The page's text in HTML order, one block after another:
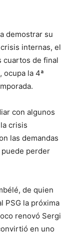
demostrar su
internas, el
cuartos de final
ocupa la 4ª
con algunos
crisis
las demandas
puede perder
de quien
PSG la próxima
renovó Sergi
en uno